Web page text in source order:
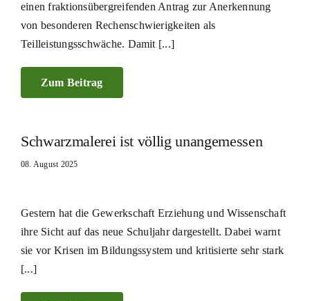
einen fraktionsübergreifenden Antrag zur Anerkennung
von besonderen Rechenschwierigkeiten als
Teilleistungsschwäche. Damit [...]
Zum Beitrag
Schwarzmalerei ist völlig unangemessen
08. August 2025
Gestern hat die Gewerkschaft Erziehung und Wissenschaft
ihre Sicht auf das neue Schuljahr dargestellt. Dabei warnt
sie vor Krisen im Bildungssystem und kritisierte sehr stark
[...]